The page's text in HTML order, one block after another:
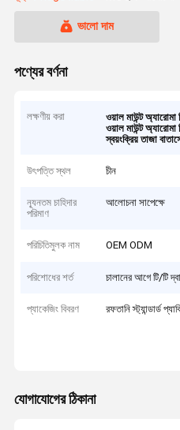
ভালো দাম
পণ্যের বর্ণনা
লক্ষণীয় করা ওয়াল মাউন্ট
ওয়াল মাউন্ট অ্যারোমা
স্বয়ংক্রিয় তাজা
উৎপত্তি স্থল চীন
ন্যূনতম চাহিদার
পরিমাণ
আলোচনা সাপেক্ষে
পরিচিতিমুলক নাম OEM ODM
পরিশোধের শর্ত চালানের আগে টি/টি
প্যাকেজিং বিবরণ রফতানি স্ট্যান্ডার্ড
যোগাযোগের ঠিকানা